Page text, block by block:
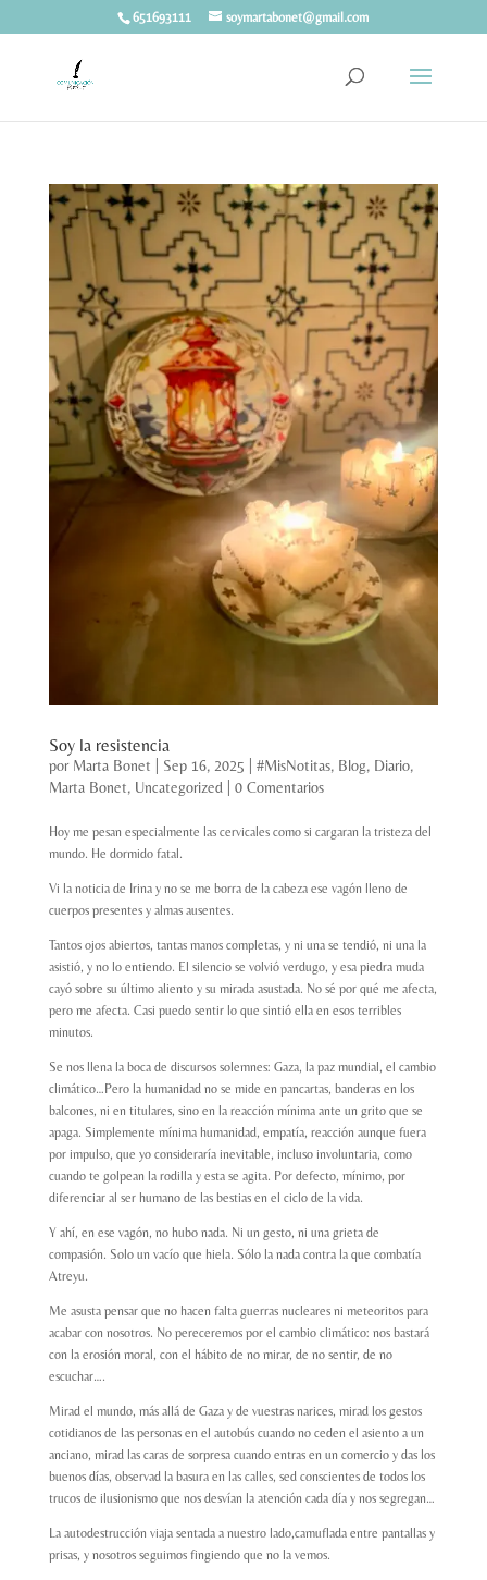
651693111 soymartabonet@gmail.com
Soy la resistencia
por Marta Bonet Sep 16, 2025 #MisNotitas, Blog, Diario,
Marta Bonet, Uncategorized 0 Comentarios
Hoy me pesan especialmente las cervicales como si cargaran la tristeza del
mundo. He dormido fatal.
Vi la noticia de Irina y no se me borra de la cabeza ese vagón lleno de
cuerpos presentes y almas ausentes.
Tantos ojos abiertos, tantas manos completas, y ni una se tendió, ni una la
asistió, y no lo entiendo. El silencio se volvió verdugo, y esa piedra muda
cayó sobre su último aliento y su mirada asustada. No sé por qué me afecta,
pero me afecta. Casi puedo sentir lo que sintió ella en esos terribles
minutos.
Se nos llena la boca de discursos solemnes: Gaza, la paz mundial, el cambio
climático…Pero la humanidad no se mide en pancartas, banderas en los
balcones, ni en titulares, sino en la reacción mínima ante un grito que se
apaga. Simplemente mínima humanidad, empatía, reacción aunque fuera
por impulso, que yo consideraría inevitable, incluso involuntaria, como
cuando te golpean la rodilla y esta se agita. Por defecto, mínimo, por
diferenciar al ser humano de las bestias en el ciclo de la vida.
Y ahí, en ese vagón, no hubo nada. Ni un gesto, ni una grieta de
compasión. Solo un vacío que hiela. Sólo la nada contra la que combatía
Atreyu.
Me asusta pensar que no hacen falta guerras nucleares ni meteoritos para
acabar con nosotros. No pereceremos por el cambio climático: nos bastará
con la erosión moral, con el hábito de no mirar, de no sentir, de no
escuchar….
Mirad el mundo, más allá de Gaza y de vuestras narices, mirad los gestos
cotidianos de las personas en el autobús cuando no ceden el asiento a un
anciano, mirad las caras de sorpresa cuando entras en un comercio y das los
buenos días, observad la basura en las calles, sed conscientes de todos los
trucos de ilusionismo que nos desvían la atención cada día y nos segregan…
La autodestrucción viaja sentada a nuestro lado,camuflada entre pantallas y
prisas, y nosotros seguimos fingiendo que no la vemos.